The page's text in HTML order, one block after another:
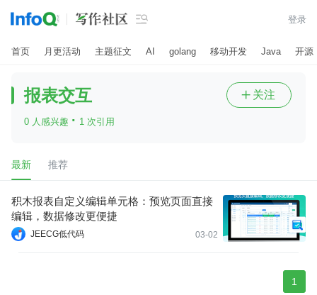
 登录
首页 月更活动 主题征文 AI golang 移动开发 Java 开源
报表交互
0 人感兴趣 · 1 次引用
 关注
最新 推荐
积木报表自定义编辑单元格：预览页面直接
编辑，数据修改更便捷
JEECG低代码 03-02
1